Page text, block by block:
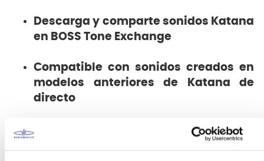
Descarga y comparte sonidos Katana
en BOSS Tone Exchange
Compatible con sonidos creados en
modelos anteriores de Katana de
directo
BOSS Tone Studio